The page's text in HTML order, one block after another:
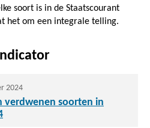
soort is in de Staatscourant
het om een integrale telling.
2024
verdwenen soorten in